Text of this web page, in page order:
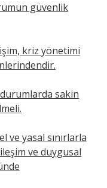
güvenlik
kriz yönetimi
sakin
ve yasal sınırlarla
ve duygusal